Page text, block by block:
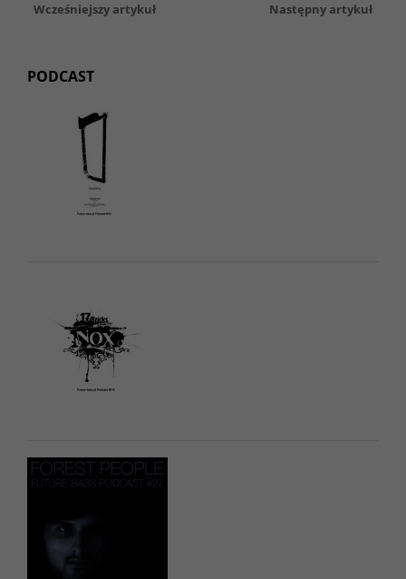
Wcześniejszy artykuł Następny artykuł
PODCAST